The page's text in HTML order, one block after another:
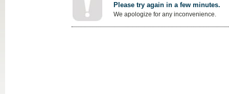
Please try again in a few minutes.
We apologize for any inconvenience.